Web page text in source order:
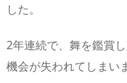
した。
2年連続で、舞を鑑賞
機会が失われてしまい